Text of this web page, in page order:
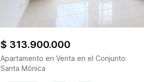
$ 313.900.000
Apartamento en Venta en el Conjunto
Santa Mónica